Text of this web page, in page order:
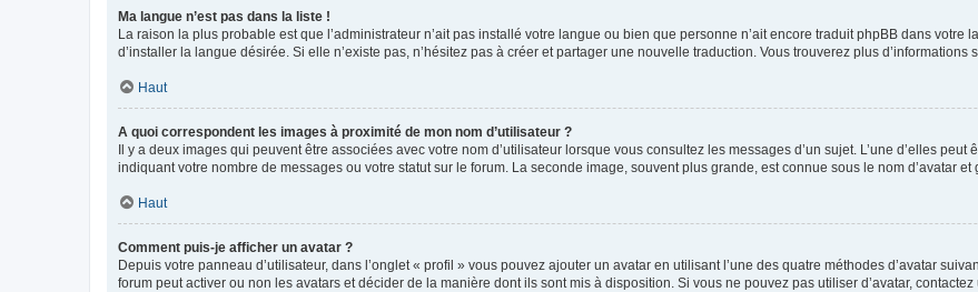
Ma langue n’est pas dans la liste !
La raison la plus probable est que l’administrateur n’ait pas installé votre langue ou bien que personne n’ait encore traduit phpBB dans
d’installer la langue désirée. Si elle n’existe pas, n’hésitez pas à créer et partager une nouvelle traduction. Vous trouverez plus d’informations
Haut
A quoi correspondent les images à proximité de mon nom d’utilisateur ?
Il y a deux images qui peuvent être associées avec votre nom d’utilisateur lorsque vous consultez les messages d’un sujet. L’une d’elles
indiquant votre nombre de messages ou votre statut sur le forum. La seconde image, souvent plus grande, est connue sous le nom d’avatar
Haut
Comment puis-je afficher un avatar ?
Depuis votre panneau d’utilisateur, dans l’onglet « profil » vous pouvez ajouter un avatar en utilisant l’une des quatre méthodes d’avatar
forum peut activer ou non les avatars et décider de la manière dont ils sont mis à disposition. Si vous ne pouvez pas utiliser d’avatar, contactez